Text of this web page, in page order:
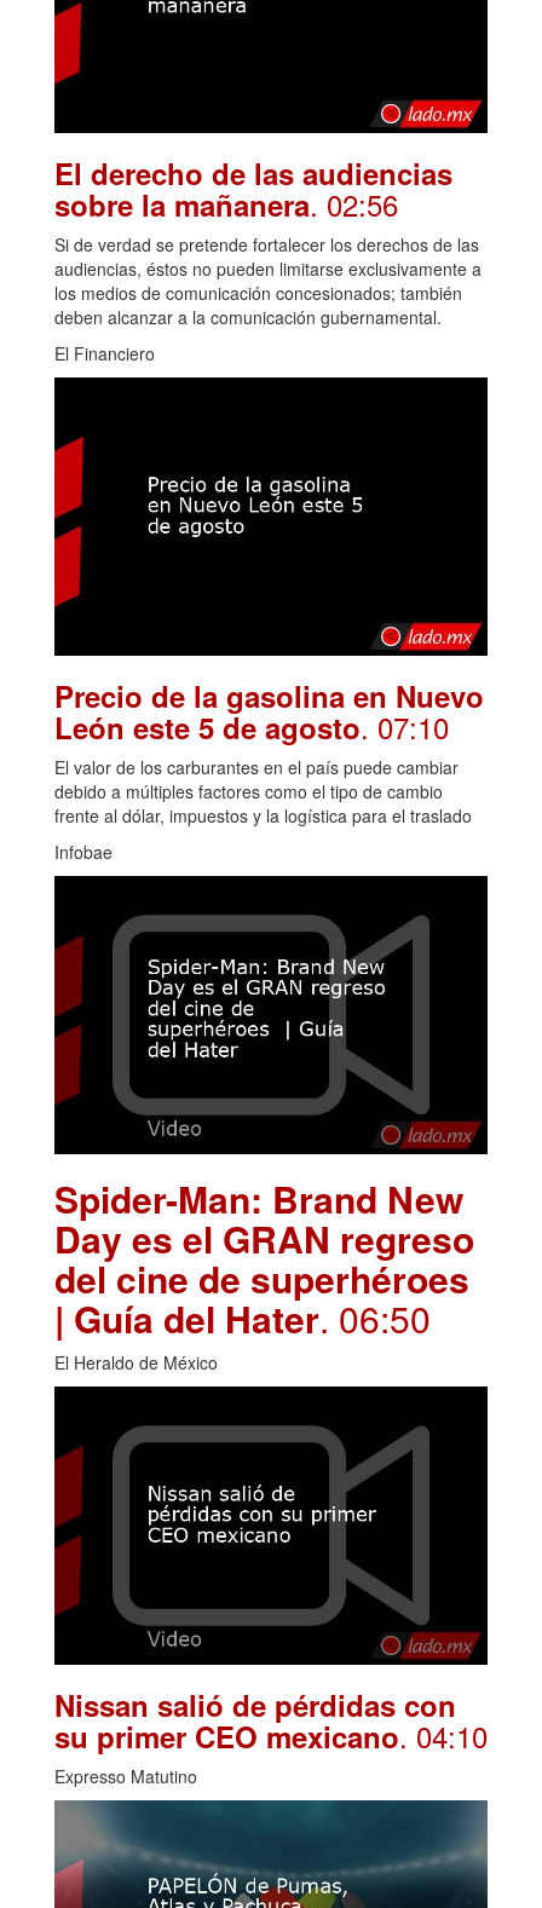
El derecho de las audiencias
sobre la mañanera. 02:56
Si de verdad se pretende fortalecer los derechos de las
audiencias, éstos no pueden limitarse exclusivamente a
los medios de comunicación concesionados; también
deben alcanzar a la comunicación gubernamental.
El Financiero
Precio de la gasolina en Nuevo
León este 5 de agosto. 07:10
El valor de los carburantes en el país puede cambiar
debido a múltiples factores como el tipo de cambio
frente al dólar, impuestos y la logística para el traslado
Infobae
Spider-Man: Brand New
Day es el GRAN regreso
del cine de superhéroes
| Guía del Hater. 06:50
El Heraldo de México
Nissan salió de pérdidas con
su primer CEO mexicano. 04:10
Expresso Matutino